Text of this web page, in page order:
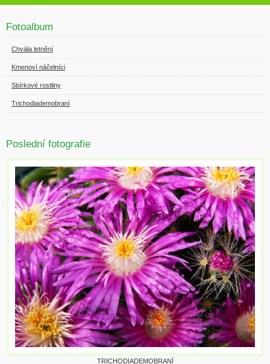
Fotoalbum
Chvála letnění
Kmenoví náčelníci
Sbírkové rostliny
Trichodiademobraní
Poslední fotografie
TRICHODIADEMOBRANÍ